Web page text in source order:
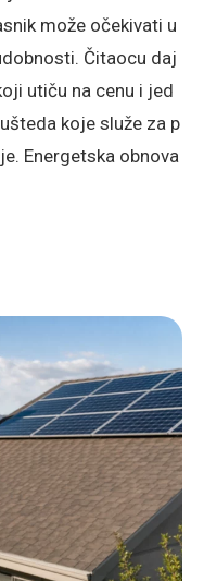
može očekivati u
Čitaocu daj
utiču na cenu i jed
koje služe za p
Energetska obnova